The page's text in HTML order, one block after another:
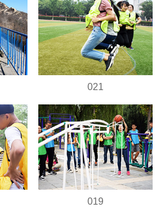
021
019